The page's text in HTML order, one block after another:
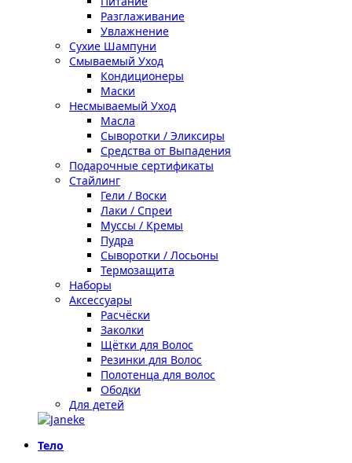
Разглаживание
Увлажнение
Сухие Шампуни
Смываемый Уход
Кондиционеры
Маски
Несмываемый Уход
Масла
Сыворотки / Эликсиры
Средства от Выпадения
Подарочные сертификаты
Стайлинг
Гели / Воски
Лаки / Спреи
Муссы / Кремы
Пудра
Сыворотки / Лосьоны
Термозащита
Наборы
Аксессуары
Расчёски
Заколки
Щётки для Волос
Резинки для Волос
Полотенца для волос
Ободки
Для детей
Тело